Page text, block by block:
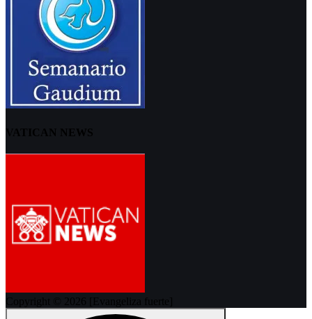
VATICAN NEWS
Copyright © 2026 [Evangeliza fuerte]